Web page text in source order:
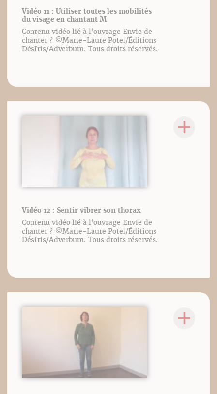
Vidéo 11 : Utiliser toutes les mobilités
du visage en chantant M
Contenu vidéo lié à l’ouvrage Envie de
chanter ? ©️Marie-Laure Potel/Éditions
DésIris/Adverbum. Tous droits réservés.
Vidéo 12 : Sentir vibrer son thorax
Contenu vidéo lié à l’ouvrage Envie de
chanter ? ©️Marie-Laure Potel/Éditions
DésIris/Adverbum. Tous droits réservés.